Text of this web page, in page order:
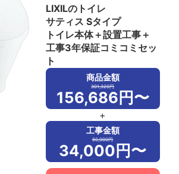
LIXILのトイレ
サティス Sタイプ
トイレ本体＋設置工事＋
工事3年保証コミコミセッ
ト
商品金額
301,320円
156,686円〜
+
工事金額
60,000円
34,000円〜